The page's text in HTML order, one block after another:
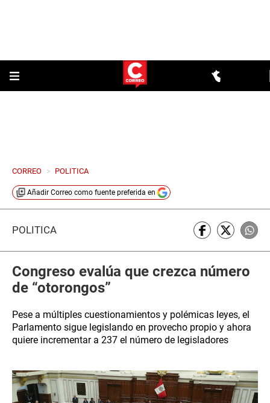
CORREO > POLITICA
Añadir Correo como fuente preferida en
POLÍTICA
Congreso evalúa que crezca número
de “otorongos”
Pese a múltiples cuestionamientos y polémicas leyes, el
Parlamento sigue legislando en provecho propio y ahora
quiere incrementar a 237 el número de legisladores